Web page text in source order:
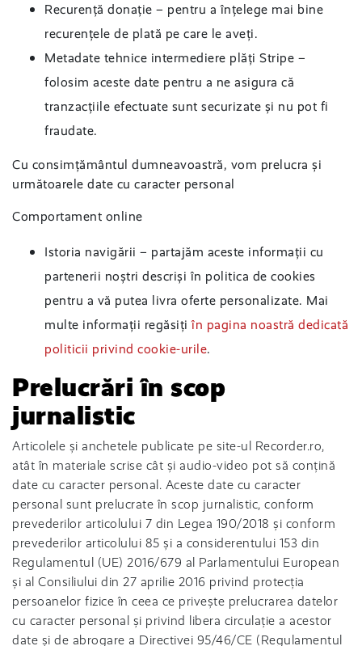
Recurență donație – pentru a înțelege mai bine
recurențele de plată pe care le aveți.
Metadate tehnice intermediere plăți Stripe –
folosim aceste date pentru a ne asigura că
tranzacțiile efectuate sunt securizate și nu pot fi
fraudate.
Cu consimțământul dumneavoastră, vom prelucra și
următoarele date cu caracter personal
Comportament online
Istoria navigării – partajăm aceste informații cu
partenerii noștri descriși în politica de cookies
pentru a vă putea livra oferte personalizate. Mai
multe informații regăsiți în pagina noastră dedicată
politicii privind cookie-urile.
Prelucrări în scop
jurnalistic
Articolele și anchetele publicate pe site-ul Recorder.ro,
atât în materiale scrise cât și audio-video pot să conțină
date cu caracter personal. Aceste date cu caracter
personal sunt prelucrate în scop jurnalistic, conform
prevederilor articolului 7 din Legea 190/2018 și conform
prevederilor articolului 85 și a considerentului 153 din
Regulamentul (UE) 2016/679 al Parlamentului European
și al Consiliului din 27 aprilie 2016 privind protecția
persoanelor fizice în ceea ce privește prelucrarea datelor
cu caracter personal și privind libera circulație a acestor
date și de abrogare a Directivei 95/46/CE (Regulamentul